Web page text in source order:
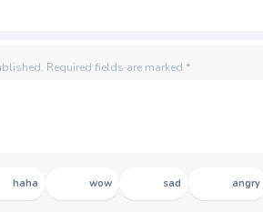
Required fields are marked*
haha wow sad angry